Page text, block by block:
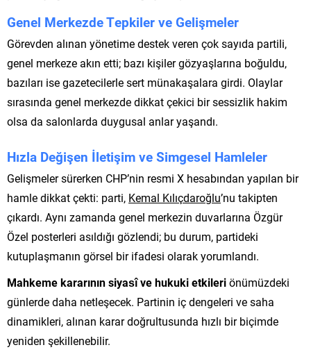
Genel Merkezde Tepkiler ve Gelişmeler
Görevden alınan yönetime destek veren çok sayıda partili,
genel merkeze akın etti; bazı kişiler gözyaşlarına boğuldu,
bazıları ise gazetecilerle sert münakaşalara girdi. Olaylar
sırasında genel merkezde dikkat çekici bir sessizlik hakim
olsa da salonlarda duygusal anlar yaşandı.
Hızla Değişen İletişim ve Simgesel Hamleler
Gelişmeler sürerken CHP’nin resmi X hesabından yapılan bir
hamle dikkat çekti: parti, Kemal Kılıçdaroğlu’nu takipten
çıkardı. Aynı zamanda genel merkezin duvarlarına Özgür
Özel posterleri asıldığı gözlendi; bu durum, partideki
kutuplaşmanın görsel bir ifadesi olarak yorumlandı.
Mahkeme kararının siyasî ve hukuki etkileriönümüzdeki
günlerde daha netleşecek. Partinin iç dengeleri ve saha
dinamikleri, alınan karar doğrultusunda hızlı bir biçimde
yeniden şekillenebilir.